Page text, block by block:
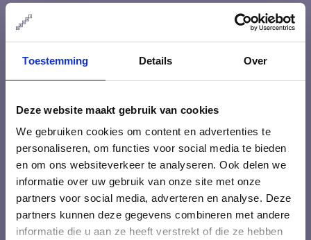
Toestemming Details Over
Deze website maakt gebruik van cookies
We gebruiken cookies om content en advertenties te
personaliseren, om functies voor social media te bieden
en om ons websiteverkeer te analyseren. Ook delen we
informatie over uw gebruik van onze site met onze
partners voor social media, adverteren en analyse. Deze
partners kunnen deze gegevens combineren met andere
informatie die u aan ze heeft verstrekt of die ze hebben
Openingstijden: ma t/m vrij 08.30 - 17.30
IBAN: NL31INGB0009103785
Over Oraki
Blogs
Ons team